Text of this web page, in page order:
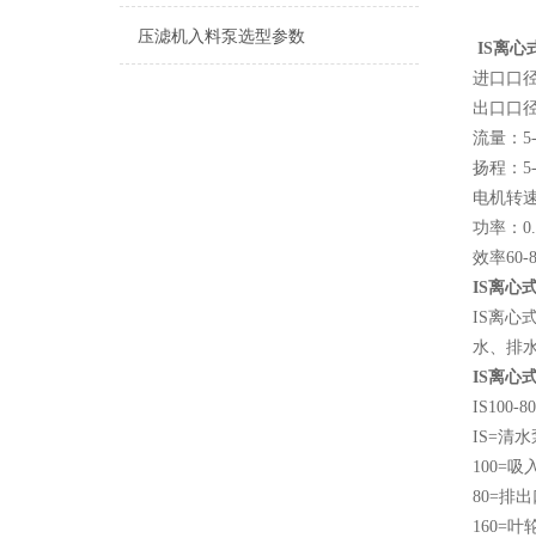
压滤机入料泵选型参数
IS离心
进口口
出口口
流量：
扬程：
电机转
功率：
效率60-
IS离心
IS离心
水、排
IS离心
IS100-
IS=清水
100=吸
80=排
160=叶